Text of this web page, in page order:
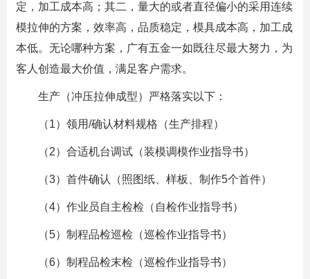
定，加工成本高；其二，量大的或者直径偏小的采用连续
模拉伸的方案，效率高，品质稳定，模具成本高，加工成
本低。无论哪种方案， 广有五金一如既往尽最大努力，为
客人创造最大价值，满足客户需求。
生产（冲压拉伸成型）严格落实以下：
（1）领用/确认材料规格（生产排程）
（2）合适机台调试（装模调模作业指导书）
（3）首件确认（照图纸、样板、制作5个首件）
（4）作业员自主检检（自检作业指导书）
（5）制程品检巡检（巡检作业指导书）
（6）制程品检末检（巡检作业指导书）